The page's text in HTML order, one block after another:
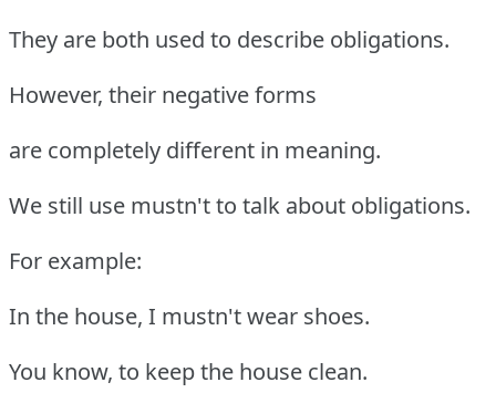
They are both used to describe obligations.
However, their negative forms
are completely different in meaning.
We still use mustn't to talk about obligations.
For example:
In the house, I mustn't wear shoes.
You know, to keep the house clean.